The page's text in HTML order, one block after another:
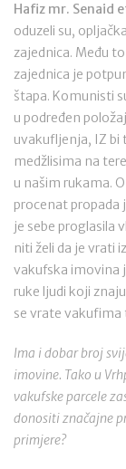
Hafiz mr. Senaid
oduzeli su,
zajednica. Među
zajednica je
štapa. Komunisti
u podređen
uvakufljenja, IZ bi
medžlisima na
u našim rukama.
procenat propada
je sebe proglasila
niti želi da je vrati
vakufska imovina
ruke ljudi koji
se vrate
Ima i dobar broj
imovine. Tako u
vakufske parcele
donositi značajne
primjere?